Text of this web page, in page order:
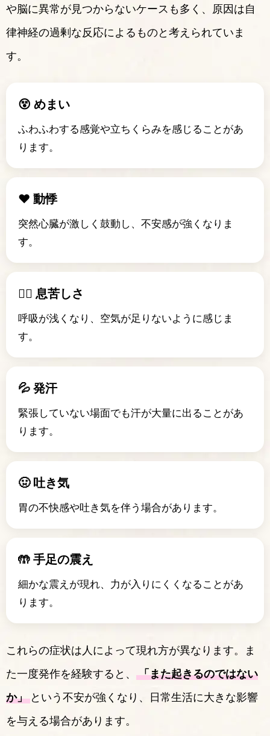
や脳に異常が見つからないケースも多く、原因は自
律神経の過剰な反応によるものと考えられていま
す。
😵 めまい
ふわふわする感覚や立ちくらみを感じることがあ
ります。
❤️ 動悸
突然心臓が激しく鼓動し、不安感が強くなりま
す。
😮‍💨 息苦しさ
呼吸が浅くなり、空気が足りないように感じま
す。
💦 発汗
緊張していない場面でも汗が大量に出ることがあ
ります。
🤢 吐き気
胃の不快感や吐き気を伴う場合があります。
🤲 手足の震え
細かな震えが現れ、力が入りにくくなることがあ
ります。
これらの症状は人によって現れ方が異なります。ま
た一度発作を経験すると、 「また起きるのではない
か」という不安が強くなり、日常生活に大きな影響
を与える場合があります。